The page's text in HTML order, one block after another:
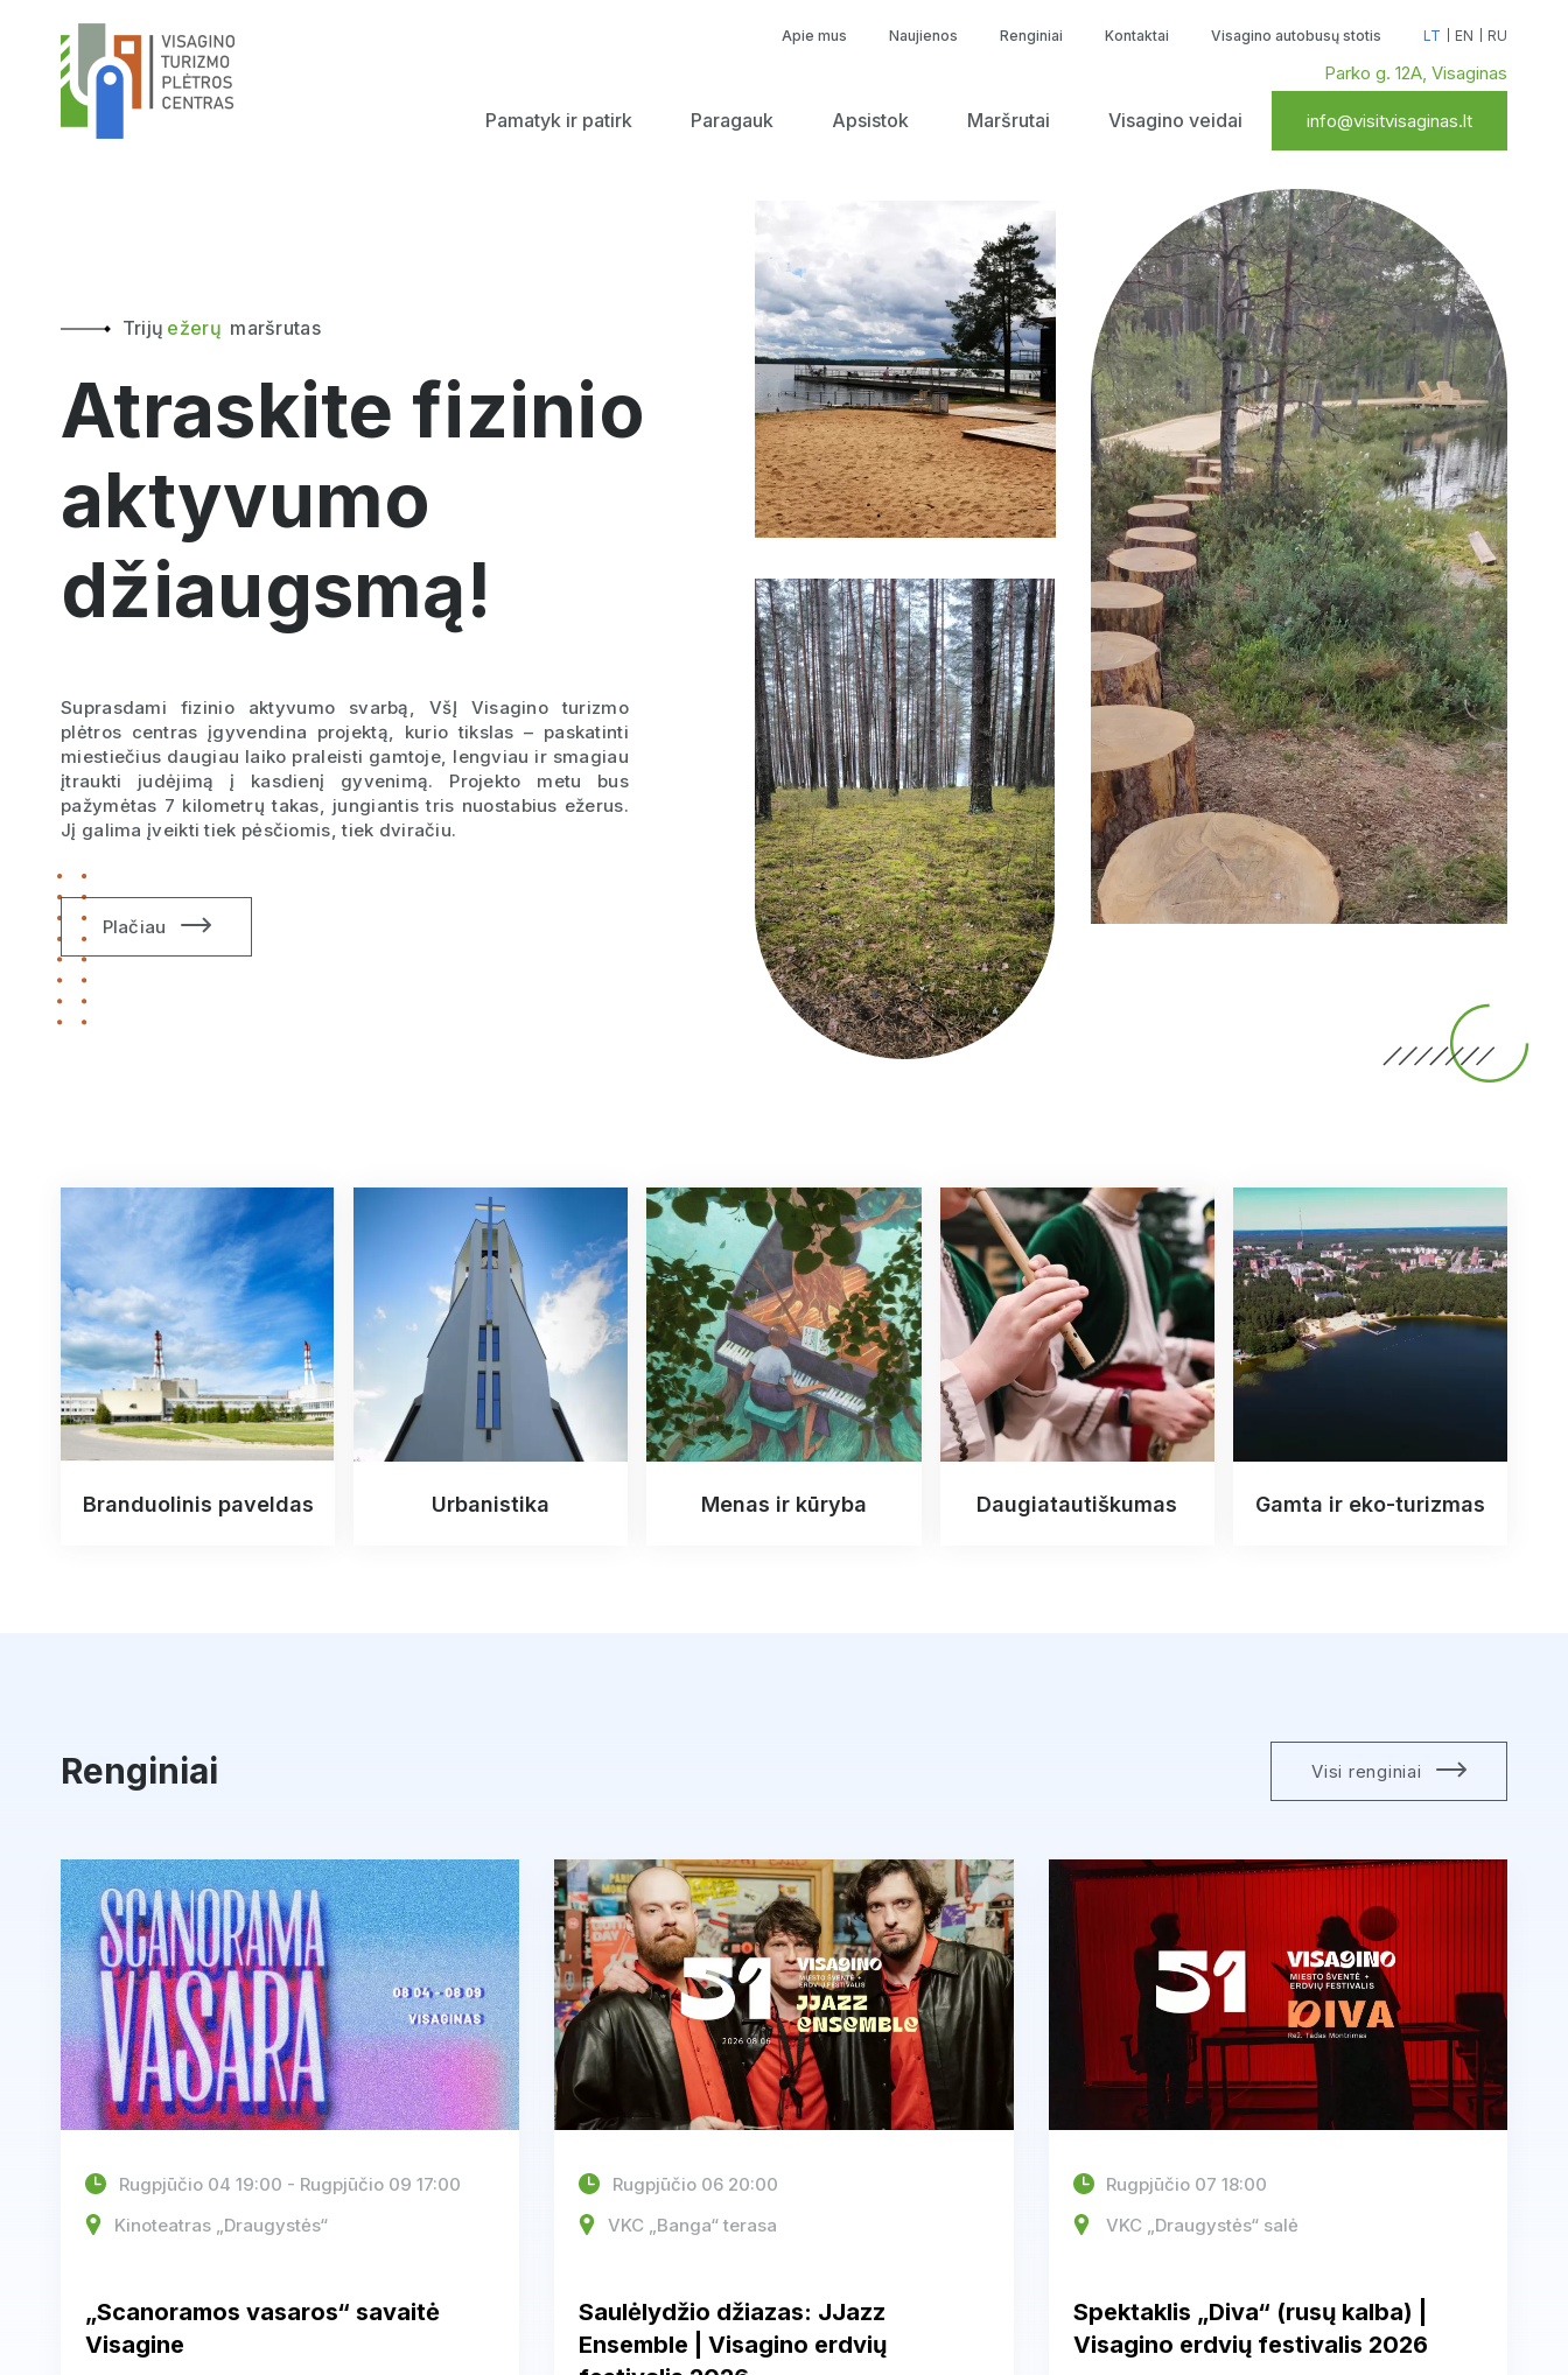
Apie mus Naujienos Renginiai Kontaktai Visagino autobusų stotis LT EN RU
Pamatyk ir patirk Paragauk Apsistok Maršrutai Visagino veidai info@visitvisaginas.lt
Parko g. 12A, Visaginas
Trijų ežerų maršrutas
Atraskite fizinio
aktyvumo
džiaugsmą!
Suprasdami fizinio aktyvumo svarbą, VšĮ Visagino turizmo
plėtros centras įgyvendina projektą, kurio tikslas – paskatinti
miestiečius daugiau laiko praleisti gamtoje, lengviau ir smagiau
įtraukti judėjimą į kasdienį gyvenimą. Projekto metu bus
pažymėtas 7 kilometrų takas, jungiantis tris nuostabius ežerus.
Jį galima įveikti tiek pėsčiomis, tiek dviračiu.
Plačiau
Branduolinis paveldas Urbanistika Menas ir kūryba Daugiatautiškumas Gamta ir eko-turizmas
Renginiai Visi renginiai
Rugpjūčio 04 19:00 - Rugpjūčio 09 17:00
Kinoteatras „Draugystės“
„Scanoramos vasaros“ savaitė
Visagine
Rugpjūčio 06 20:00
VKC „Banga“ terasa
Saulėlydžio džiazas: JJazz
Ensemble | Visagino erdvių
Rugpjūčio 07 18:00
VKC „Draugystės“ salė
Spektaklis „Diva“ (rusų kalba) |
Visagino erdvių festivalis 2026